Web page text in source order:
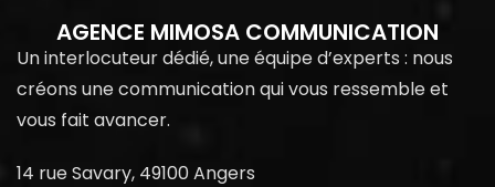
AGENCE MIMOSA COMMUNICATION
Un interlocuteur dédié, une équipe d’experts : nous
créons une communication qui vous ressemble et
vous fait avancer.
14 rue Savary, 49100 Angers